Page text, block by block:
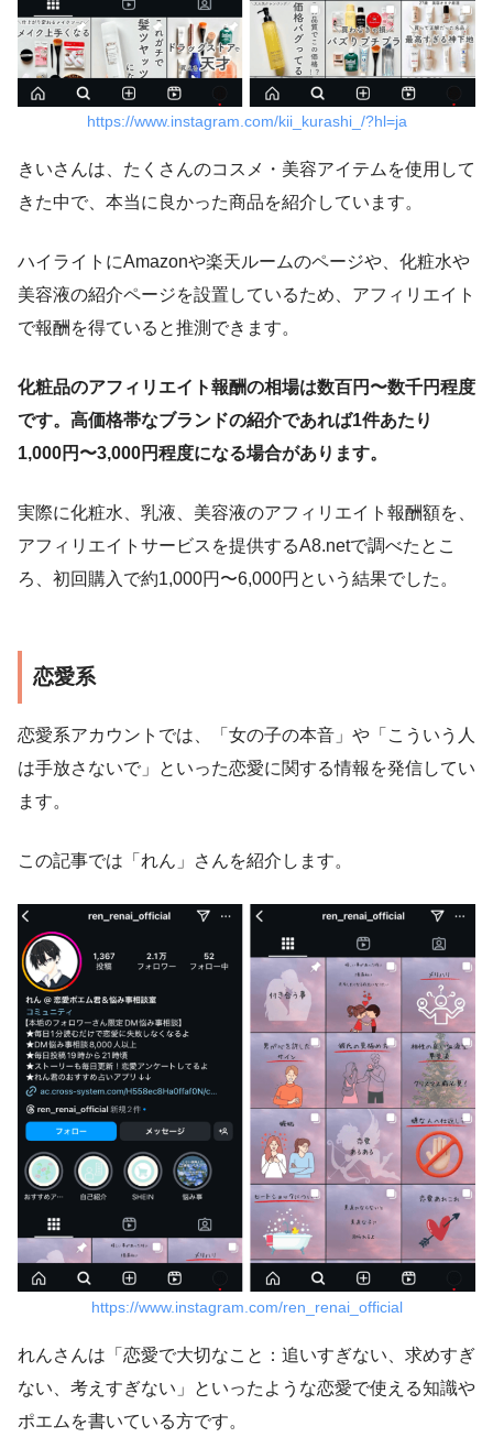
https://www.instagram.com/kii_kurashi_/?hl=ja
きいさんは、たくさんのコスメ・美容アイテムを使用して
きた中で、本当に良かった商品を紹介しています。
ハイライトにAmazonや楽天ルームのページや、化粧水や
美容液の紹介ページを設置しているため、アフィリエイト
で報酬を得ていると推測できます。
化粧品のアフィリエイト報酬の相場は数百円〜数千円程度
です。高価格帯なブランドの紹介であれば1件あたり
1,000円〜3,000円程度になる場合があります。
実際に化粧水、乳液、美容液のアフィリエイト報酬額を、
アフィリエイトサービスを提供するA8.netで調べたとこ
ろ、初回購入で約1,000円〜6,000円という結果でした。
恋愛系
恋愛系アカウントでは、「女の子の本音」や「こういう人
は手放さないで」といった恋愛に関する情報を発信してい
ます。
この記事では「れん」さんを紹介します。
https://www.instagram.com/ren_renai_official
れんさんは「恋愛で大切なこと：追いすぎない、求めすぎ
ない、考えすぎない」といったような恋愛で使える知識や
ポエムを書いている方です。